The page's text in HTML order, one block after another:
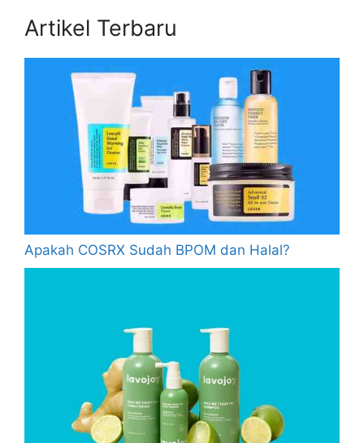
Artikel Terbaru
Apakah COSRX Sudah BPOM dan Halal?